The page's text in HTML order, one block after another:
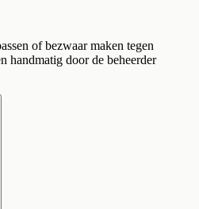
of bezwaar maken tegen
handmatig door de beheerder